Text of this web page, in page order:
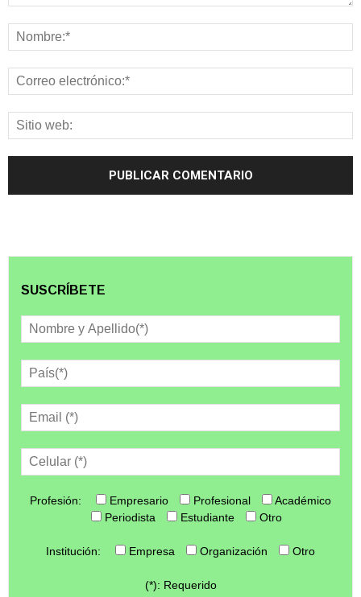
SUSCRÍBETE
Profesión: Empresario Profesional
Académico
Periodista
Estudiante Otro
Institución: Empresa Organización Otro
(*): Requerido